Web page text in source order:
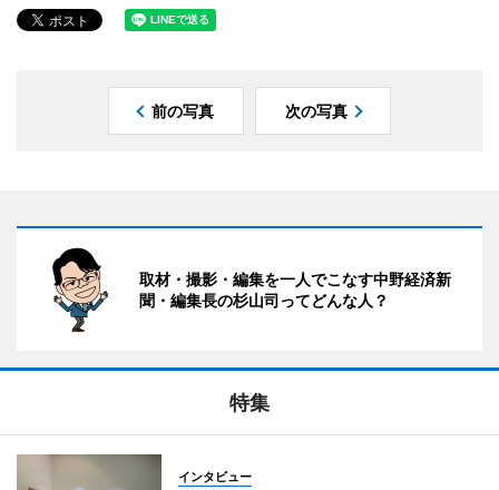
前の写真 次の写真
取材・撮影・編集を一人でこなす中野経済新
聞・編集長の杉山司ってどんな人？
特集
インタビュー